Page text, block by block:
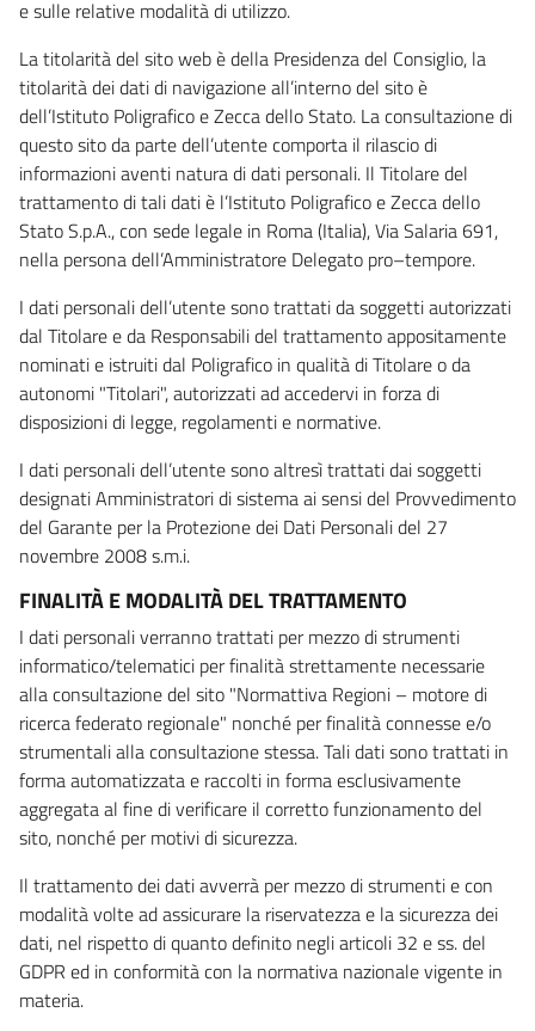
e sulle relative modalità di utilizzo.
La titolarità del sito web è della Presidenza del Consiglio, la
titolarità dei dati di navigazione all’interno del sito è
dell’Istituto Poligrafico e Zecca dello Stato. La consultazione di
questo sito da parte dell’utente comporta il rilascio di
informazioni aventi natura di dati personali. Il Titolare del
trattamento di tali dati è l’Istituto Poligrafico e Zecca dello
Stato S.p.A., con sede legale in Roma (Italia), Via Salaria 691,
nella persona dell’Amministratore Delegato pro–tempore.
I dati personali dell’utente sono trattati da soggetti autorizzati
dal Titolare e da Responsabili del trattamento appositamente
nominati e istruiti dal Poligrafico in qualità di Titolare o da
autonomi "Titolari", autorizzati ad accedervi in forza di
disposizioni di legge, regolamenti e normative.
I dati personali dell’utente sono altresì trattati dai soggetti
designati Amministratori di sistema ai sensi del Provvedimento
del Garante per la Protezione dei Dati Personali del 27
novembre 2008 s.m.i.
FINALITÀ E MODALITÀ DEL TRATTAMENTO
I dati personali verranno trattati per mezzo di strumenti
informatico/telematici per finalità strettamente necessarie
alla consultazione del sito "Normattiva Regioni – motore di
ricerca federato regionale" nonché per finalità connesse e/o
strumentali alla consultazione stessa. Tali dati sono trattati in
forma automatizzata e raccolti in forma esclusivamente
aggregata al fine di verificare il corretto funzionamento del
sito, nonché per motivi di sicurezza.
Il trattamento dei dati avverrà per mezzo di strumenti e con
modalità volte ad assicurare la riservatezza e la sicurezza dei
dati, nel rispetto di quanto definito negli articoli 32 e ss. del
GDPR ed in conformità con la normativa nazionale vigente in
materia.